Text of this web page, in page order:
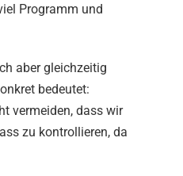
Programm und
aber gleichzeitig
bedeutet:
vermeiden, dass wir
zu kontrollieren, da